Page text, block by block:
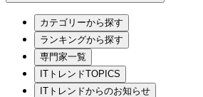
カテゴリーから探す
ランキングから探す
専門家一覧
ITトレンドTOPICS
ITトレンドからのお知らせ